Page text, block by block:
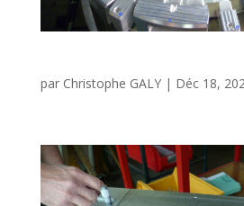
par Christophe GALY| Déc 18,